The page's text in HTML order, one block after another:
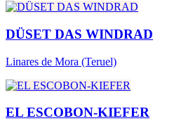
DÜSET DAS WINDRAD
Linares de Mora (Teruel)
EL ESCOBON-KIEFER